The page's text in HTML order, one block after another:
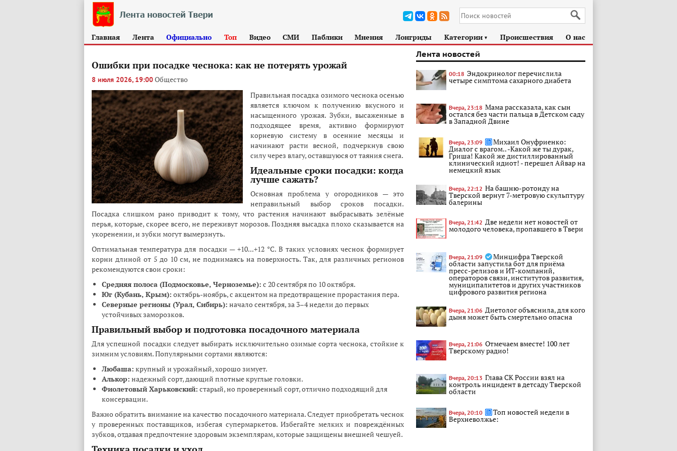
Главная Лента Официально Топ Видео СМИ Паблики Мнения Лонгриды Категории ► Происшествия О нас
Ошибки при посадке чеснока: как не потерять урожай
8 июля 2026, 19:00Общество
Правильная посадка озимого чеснока осенью
является ключом к получению вкусного и
насыщенного урожая. Зубки, высаженные в
подходящее время, активно формируют
корневую систему в осенние месяцы и
начинают расти весной, подчеркнув свою
силу через влагу, оставшуюся от таяния снега.
Идеальные сроки посадки: когда
лучше сажать?
Основная проблема у огородников — это
неправильный выбор сроков посадки.
Посадка слишком рано приводит к тому, что растения начинают выбрасывать зелёные
перья, которые, скорее всего, не переживут морозов. Поздняя высадка плохо сказывается на
укоренении, и зубки могут вымерзнуть.
Оптимальная температура для посадки — +10...+12 °C. В таких условиях чеснок формирует
корни длиной от 5 до 10 см, не поднимаясь на поверхность. Так, для различных регионов
рекомендуются свои сроки:
Средняя полоса (Подмосковье, Черноземье): с 20 сентября по 10 октября.
Юг (Кубань, Крым): октябрь-ноябрь, с акцентом на предотвращение прорастания пера.
Северные регионы (Урал, Сибирь): начало сентября, за 3–4 недели до первых
устойчивых заморозков.
Правильный выбор и подготовка посадочного материала
Для успешной посадки следует выбирать исключительно озимые сорта чеснока, стойкие к
зимним условиям. Популярными сортами являются:
Любаша: крупный и урожайный, хорошо зимует.
Алькор: надежный сорт, дающий плотные круглые головки.
Фиолетовый Харьковский: старый, но проверенный сорт, отлично подходящий для
консервации.
Важно обратить внимание на качество посадочного материала. Следует приобретать чеснок
у проверенных поставщиков, избегая супермаркетов. Избегайте мелких и повреждённых
зубков, отдавая предпочтение здоровым экземплярам, которые защищены внешней чешуей.
Лента новостей
00:18 Эндокринолог перечислила
четыре симптома сахарного диабета
Вчера, 23:18 Мама рассказала, как сын
остался без части пальца в Детском саду
в Западной Двине
Вчера, 23:09 Михаил Онуфриенко:
Диалог с врагом.. -Какой же ты дурак,
Гриша! Какой же дистиллированный
клинический идиот! - перешел Айвар на
немецкий язык
Вчера, 22:12 На башню-ротонду на
Тверской вернут 7-метровую скульптуру
балерины
Вчера, 21:42 Две недели нет новостей от
молодого человека, пропавшего в Твери
Вчера, 21:09 Минцифра Тверской
области запустила бот для приёма
пресс-релизов и ИТ-компаний,
операторов связи, институтов развития,
муниципалитетов и других участников
цифрового развития региона
Вчера, 21:06 Диетолог объяснила, для кого
дыня может быть смертельно опасна
Вчера, 21:06 Отмечаем вместе! 100 лет
Тверскому радио!
Вчера, 20:13 Глава СК России взял на
контроль инцидент в детсаду Тверской
области
Вчера, 20:10 Топ новостей недели в
Верхневолжье: